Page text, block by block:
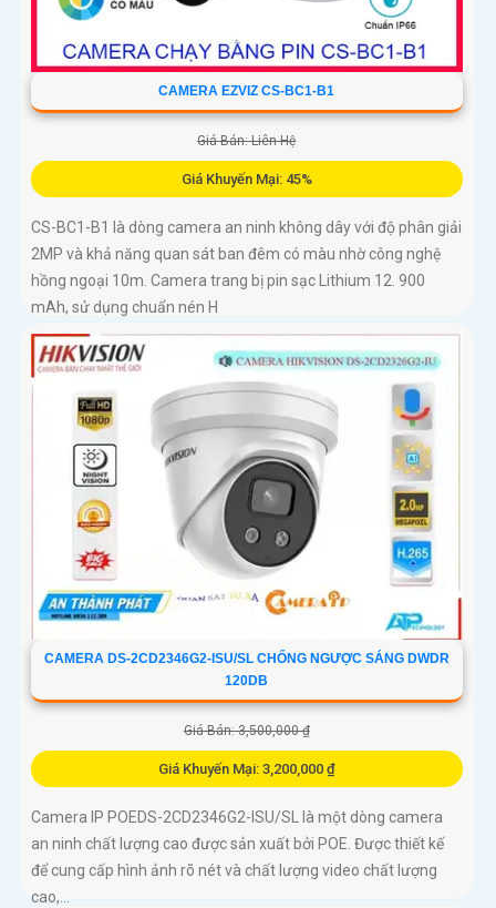
CAMERA EZVIZ CS-BC1-B1
Giá Bán: Liên Hệ
Giá Khuyến Mại: 45%
CS-BC1-B1 là dòng camera an ninh không dây với độ phân giải
2MP và khả năng quan sát ban đêm có màu nhờ công nghệ
hồng ngoại 10m. Camera trang bị pin sạc Lithium 12. 900
mAh, sử dụng chuẩn nén H
CAMERA DS-2CD2346G2-ISU/SL CHỐNG NGƯỢC SÁNG DWDR
120DB
Giá Bán: 3,500,000 ₫
Giá Khuyến Mại: 3,200,000 ₫
Camera IP POEDS-2CD2346G2-ISU/SL là một dòng camera
an ninh chất lượng cao được sản xuất bởi POE. Được thiết kế
để cung cấp hình ảnh rõ nét và chất lượng video chất lượng
cao,...